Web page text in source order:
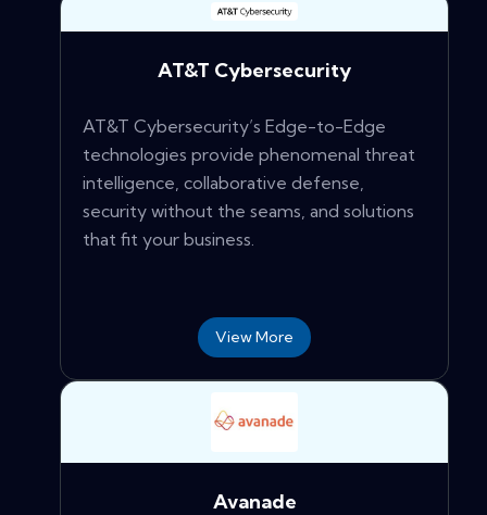
AT&T Cybersecurity
AT&T Cybersecurity’s Edge-to-Edge
technologies provide phenomenal threat
intelligence, collaborative defense,
security without the seams, and solutions
that fit your business.
View More
Avanade